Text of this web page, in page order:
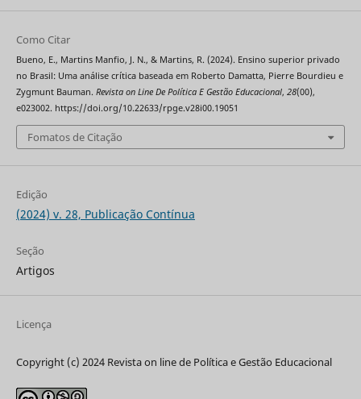
Como Citar
Bueno, E., Martins Manfio, J. N., & Martins, R. (2024). Ensino superior privado
no Brasil: Uma análise crítica baseada em Roberto Damatta, Pierre Bourdieu e
Zygmunt Bauman. Revista on Line De Política E Gestão Educacional, 28(00),
e023002. https://doi.org/10.22633/rpge.v28i00.19051
Fomatos de Citação
Edição
(2024) v. 28, Publicação Contínua
Seção
Artigos
Licença
Copyright (c) 2024 Revista on line de Política e Gestão Educacional